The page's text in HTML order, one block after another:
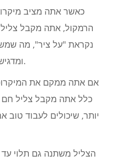
כאשר אתה מציב
הרמקול, אתה מקבל צליל
נקראת "על ציר", מה
ומדגיש תדרים גבוהים יותר.
אם אתה ממקם את
כלל אתה מקבל צליל חם
יותר, שיכולים לעבוד
הצליל משתנה גם תלוי